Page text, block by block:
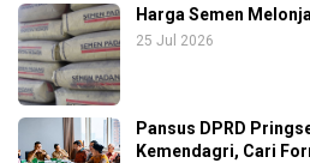
Harga Semen
25 Jul 2026
Pansus DPRD
Kemendagri, Cari